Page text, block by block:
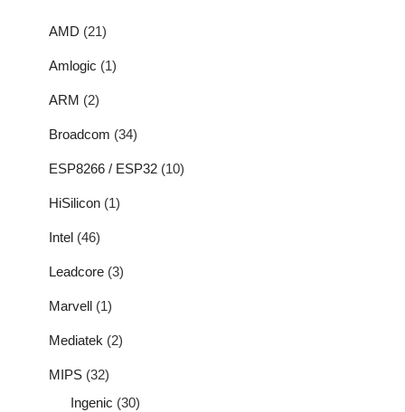
AMD (21)
Amlogic (1)
ARM (2)
Broadcom (34)
ESP8266 / ESP32 (10)
HiSilicon (1)
Intel (46)
Leadcore (3)
Marvell (1)
Mediatek (2)
MIPS (32)
Ingenic (30)